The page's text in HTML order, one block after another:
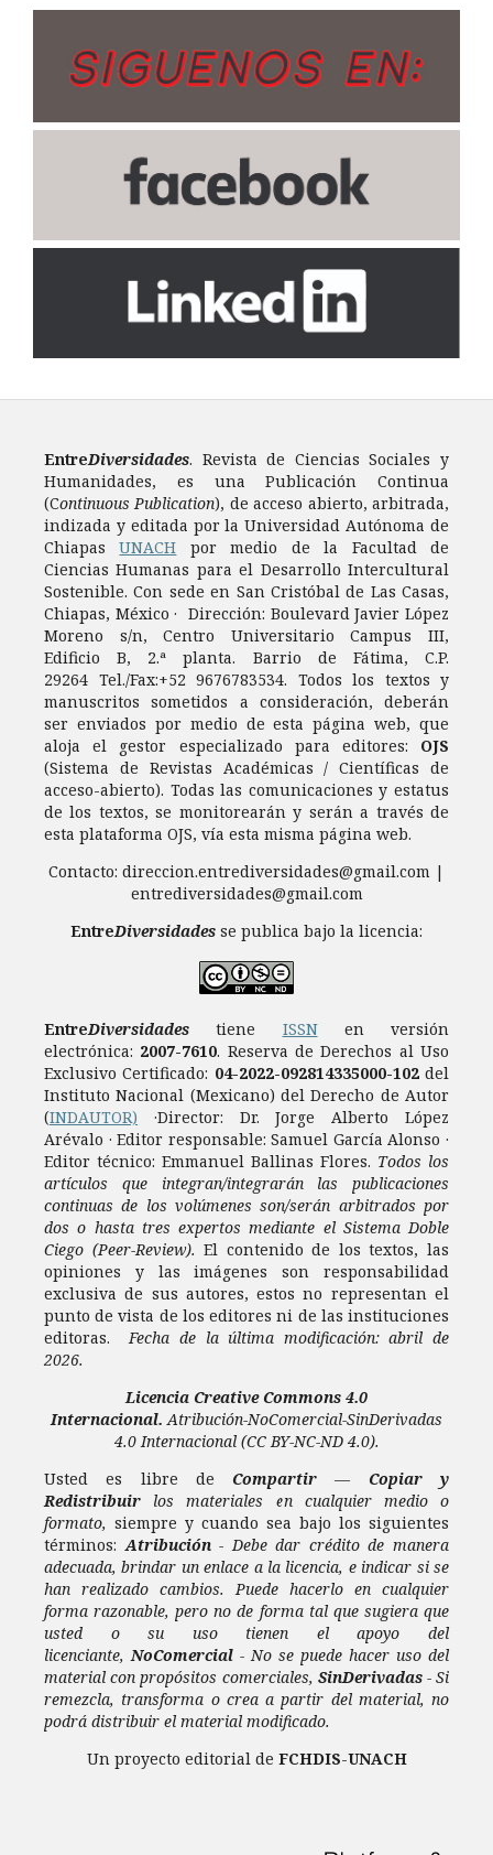
EntreDiversidades. Revista de Ciencias Sociales y
Humanidades, es una Publicación Continua
(Continuous Publication), de acceso abierto, arbitrada,
indizada y editada por la Universidad Autónoma de
ChiapasUNACH por medio de la Facultad de
Ciencias Humanas para el Desarrollo Intercultural
Sostenible. Con sede en San Cristóbal de Las Casas,
Chiapas, México · Dirección: Boulevard Javier López
Moreno s/n, Centro Universitario Campus III,
Edificio B, 2.ª planta. Barrio de Fátima, C.P.
29264 Tel./Fax:+52 9676783534. Todos los textos y
manuscritos sometidos a consideración, deberán
ser enviados por medio de esta página web, que
aloja el gestor especializado para editores: OJS
(Sistema de Revistas Académicas / Científicas de
acceso-abierto). Todas las comunicaciones y estatus
de los textos, se monitorearán y serán a través de
esta plataforma OJS, vía esta misma página web.
Contacto: direccion.entrediversidades@gmail.com |
entrediversidades@gmail.com
EntreDiversidades se publica bajo la licencia:
EntreDiversidades tiene ISSNen versión
electrónica: 2007-7610. Reserva de Derechos al Uso
Exclusivo Certificado: 04-2022-092814335000-102del
Instituto Nacional (Mexicano) del Derecho de Autor
(INDAUTOR) ·Director: Dr. Jorge Alberto López
Arévalo · Editor responsable: Samuel García Alonso ·
Editor técnico: Emmanuel Ballinas Flores. Todos los
artículos que integran/integrarán las publicaciones
continuas de los volúmenes son/serán arbitrados por
dos o hasta tres expertos mediante el Sistema Doble
Ciego (Peer-Review). El contenido de los textos, las
opiniones y las imágenes son responsabilidad
exclusiva de sus autores, estos no representan el
punto de vista de los editores ni de las instituciones
editoras. Fecha de la última modificación: abril de
2026.
Licencia Creative Commons 4.0
Internacional.Atribución-NoComercial-SinDerivadas
4.0 Internacional(CC BY-NC-ND 4.0).
Usted es libre de Compartir — Copiar y
Redistribuir los materiales en cualquier medio o
formato, siempre y cuando sea bajo los siguientes
términos:Atribución- Debe dar crédito de manera
adecuada, brindar un enlace a la licencia, e indicar si se
han realizado cambios. Puede hacerlo en cualquier
forma razonable, pero no de forma tal que sugiera que
usted o su uso tienen el apoyo del
licenciante,NoComercial - No se puede hacer uso del
material con propósitos comerciales, SinDerivadas- Si
remezcla, transforma o crea a partir del material, no
podrá distribuir el material modificado.
Un proyecto editorial de FCHDIS-UNACH